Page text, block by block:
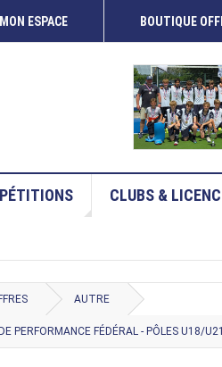
MON ESPACE BOUTIQUE
CLUBS &
AUTRE
PERFORMANCE FÉDÉRAL - PÔLES U18/